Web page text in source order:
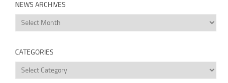
NEWS ARCHIVES
News
Archives
CATEGORIES
Categories